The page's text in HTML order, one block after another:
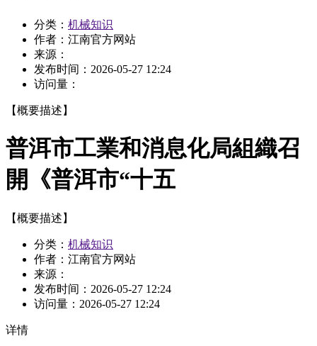
分类： 机械知识
作者：江南官方网站
来源：
发布时间： 2026-05-27 12:24
访问量：
【概要描述】
普洱市工業和消息化局組織召
開《普洱市“十五
【概要描述】
分类： 机械知识
作者：江南官方网站
来源：
发布时间： 2026-05-27 12:24
访问量： 2026-05-27 12:24
详情